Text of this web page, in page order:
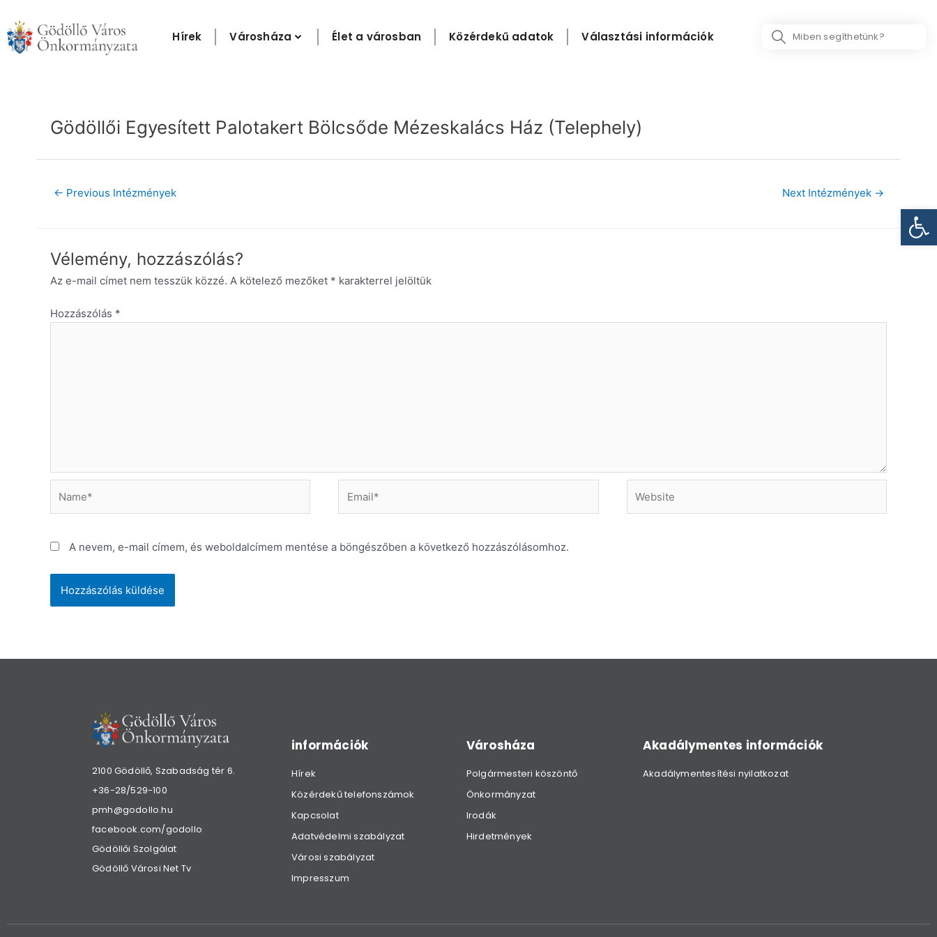
content
Hírek Városháza Élet a városban Közérdekű adatok Választási információk
Search
Gödöllői Egyesített Palotakert Bölcsőde Mézeskalács Ház (Telephely)
← Previous Intézmények Next Intézmények →
Vélemény, hozzászólás?
Az e-mail címet nem tesszük közzé. A kötelező mezőket * karakterrel jelöltük
Hozzászólás *
A nevem, e-mail címem, és weboldalcímem mentése a böngészőben a következő hozzászólásomhoz.
2100 Gödöllő, Szabadság tér 6.
+36-28/529-100
pmh@godollo.hu
facebook.com/godollo
Gödöllői Szolgálat
Gödöllő Városi Net Tv
információk
Hírek
Közérdekű telefonszámok
Kapcsolat
Adatvédelmi szabályzat
Városi szabályzat
Impresszum
Városháza
Polgármesteri köszöntő
Önkormányzat
Irodák
Hirdetmények
Akadálymentes információk
Akadálymentesítési nyilatkozat